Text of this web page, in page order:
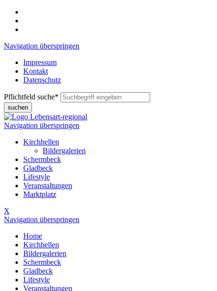
Navigation überspringen
Impressum
Kontakt
Datenschutz
Pflichtfeld suche*
suchen
Navigation überspringen
Kirchhellen
Bildergalerien
Schermbeck
Gladbeck
Lifestyle
Veranstaltungen
Marktplatz
X
Navigation überspringen
Home
Kirchhellen
Bildergalerien
Schermbeck
Gladbeck
Lifestyle
Veranstaltungen